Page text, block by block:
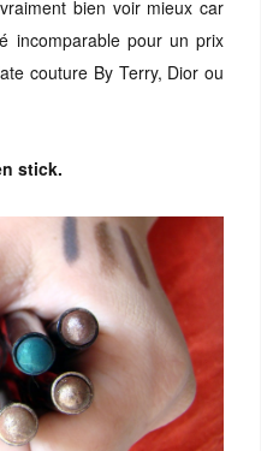
bien voir mieux car
incomparable pour un prix
couture By Terry, Dior ou
stick.